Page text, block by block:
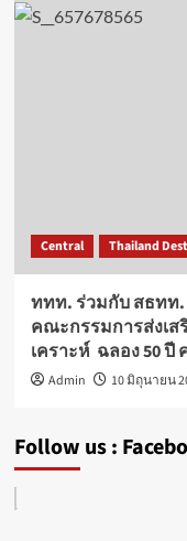
Central Thailand
ททท. ร่วมกับ สธทท
คณะกรรมการส่งเ
เคราะห์ ฉลอง 50
Admin 10 มิถุนายน
Follow us :